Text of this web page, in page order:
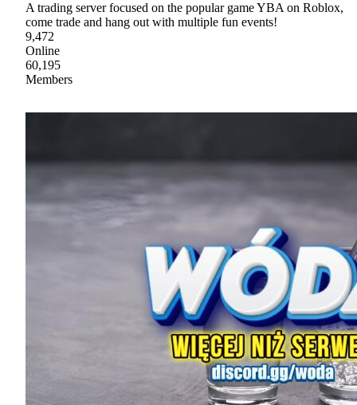
A trading server focused on the popular game YBA on Roblox,
come trade and hang out with multiple fun events!
9,472
Online
60,195
Members